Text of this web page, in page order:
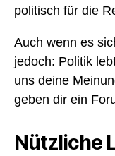
politisch für die
Auch wenn es
jedoch: Politik
uns deine
geben dir ein
Nützliche